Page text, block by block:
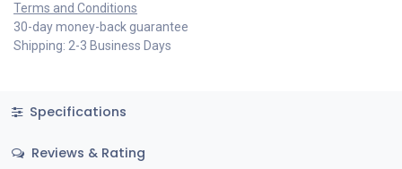
Terms and Conditions
30-day money-back guarantee
Shipping: 2-3 Business Days
Specifications
Reviews & Rating